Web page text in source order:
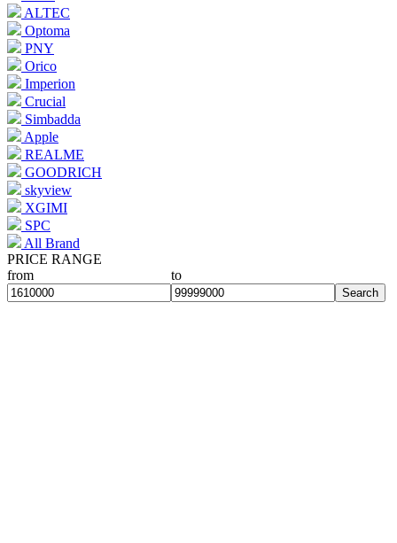
ALTEC
Optoma
PNY
Orico
Imperion
Crucial
Simbadda
Apple
REALME
GOODRICH
skyview
XGIMI
SPC
All Brand
PRICE RANGE
from
to